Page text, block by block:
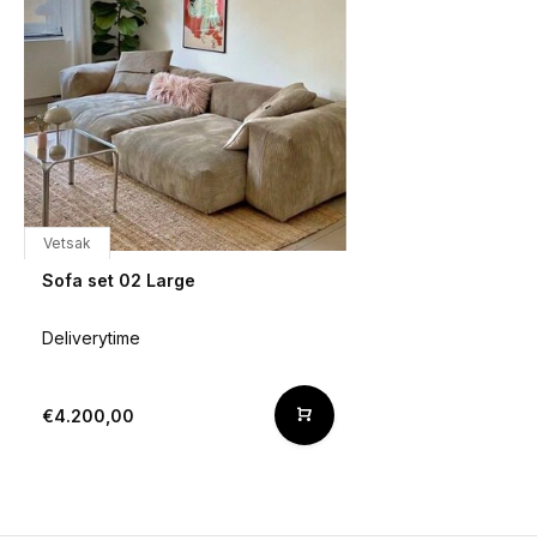
Vetsak
Sofa set 02 Large
Deliverytime
€4.200,00